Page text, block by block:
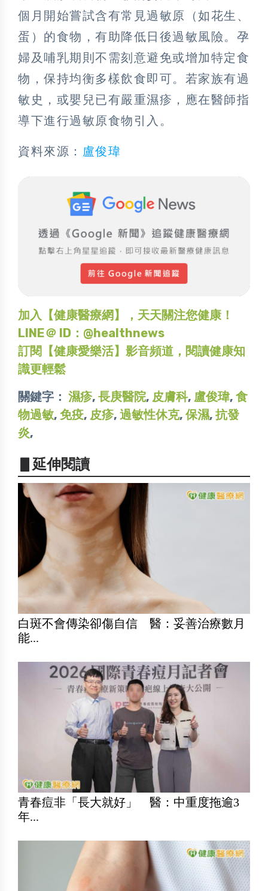
個月開始嘗試含有常見過敏原（如花生、
蛋）的食物，有助降低日後過敏風險。孕
婦及哺乳期則不需刻意避免或增加特定食
物，保持均衡多樣飲食即可。若家族有過
敏史，或嬰兒已有嚴重濕疹，應在醫師指
導下進行過敏原食物引入。
資料來源： 盧俊瑋
加入【健康醫療網】，天天關注您健康！
LINE＠ ID：@healthnews
訂閱【健康愛樂活】影音頻道，閱讀健康知
識更輕鬆
關鍵字： 濕疹, 長庚醫院, 皮膚科, 盧俊瑋, 食
物過敏, 免疫, 皮疹, 過敏性休克, 保濕, 抗發
炎,
▋延伸閱讀
白斑不會傳染卻傷自信 醫：妥善治療數月
能...
青春痘非「長大就好」 醫：中重度拖逾3
年...